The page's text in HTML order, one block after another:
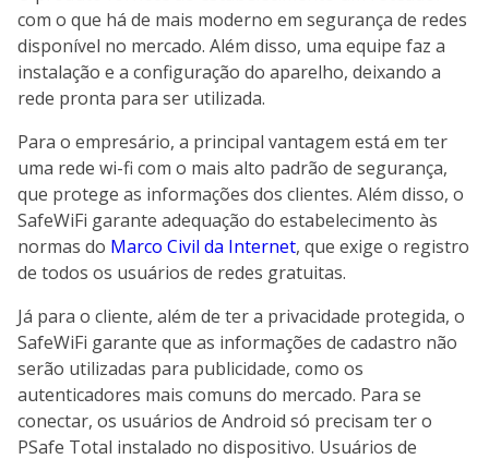
com o que há de mais moderno em segurança de redes
disponível no mercado. Além disso, uma equipe faz a
instalação e a configuração do aparelho, deixando a
rede pronta para ser utilizada.
Para o empresário, a principal vantagem está em ter
uma rede wi-fi com o mais alto padrão de segurança,
que protege as informações dos clientes. Além disso, o
SafeWiFi garante adequação do estabelecimento às
normas do Marco Civil da Internet, que exige o registro
de todos os usuários de redes gratuitas.
Já para o cliente, além de ter a privacidade protegida, o
SafeWiFi garante que as informações de cadastro não
serão utilizadas para publicidade, como os
autenticadores mais comuns do mercado. Para se
conectar, os usuários de Android só precisam ter o
PSafe Total instalado no dispositivo. Usuários de